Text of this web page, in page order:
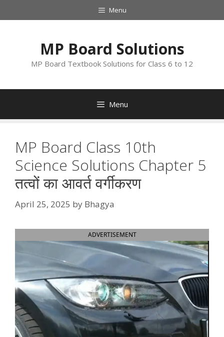
to
Menu
MP Board Solutions
MP Board Textbook Solutions for Class 6 to 12
Menu
MP Board Class 10th
Science Solutions Chapter 5
तत्वों का आवर्त वर्गीकरण
April 25, 2025 by Bhagya
ADVERTISEMENT